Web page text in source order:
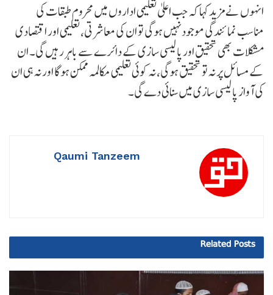
انہوں نے مزید کہا کہ جب اعلیٰ تعلیمی اداروں میں محروم طبقات کی
مناسب نمائندگی موجود نہیں ہوگی تو ان کی معاشرتی، تعلیمی اور اقتصادی
مشکلات بھی تحقیق اور پالیسی سازی کے دائرے سے باہر رہیں گی۔ ان
کے مسائل پر نہ تو تحقیق ہوگی، نہ کوئی تعلیمی مکالمہ ممکن ہوگا اور نہ ہی ان
کی آواز پالیسی سازی میں سنائی دے گی۔
Qaumi Tanzeem
Related Posts